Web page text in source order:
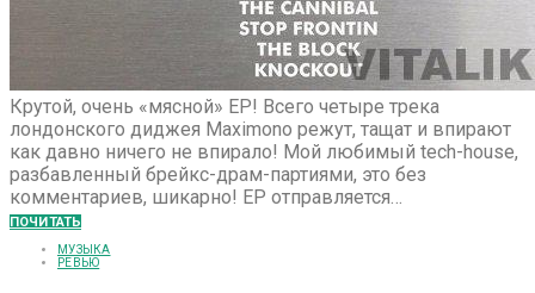
Крутой, очень «мясной» EP! Всего четыре трека
лондонского диджея Maximono режут, тащат и впирают
как давно ничего не впирало! Мой любимый tech-house,
разбавленный брейкс-драм-партиями, это без
комментариев, шикарно! EP отправляется…
ПОЧИТАТЬ
МУЗЫКА
РЕВЬЮ